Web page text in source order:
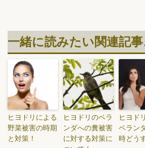
一緒に読みたい関連記事
ヒヨドリによる
野菜被害の時期
と対策！
ヒヨドリのベラ
ンダへの糞被害
に対する対策に
ヒヨド
ベラン
時どう